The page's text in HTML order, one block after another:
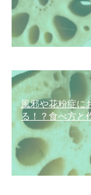
風邪や花粉症に
る！？食べ方と